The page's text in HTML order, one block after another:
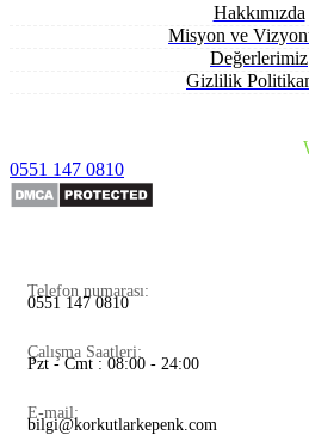
Hakkımızda
Misyon ve
Değerlerimiz
Gizlilik
0551 147 0810
Telefon numarası:
0551 147 0810
Çalışma Saatleri:
Pzt - Cmt : 08:00 - 24:00
E-mail:
bilgi@korkutlarkepenk.com